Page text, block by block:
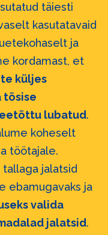
täiesti
kasutatavaid
ja
kordamast, et
küljes
tõsise
lubatud.
koheselt
töötajale.
jalatsid
ebamugavaks ja
valida
jalatsid.